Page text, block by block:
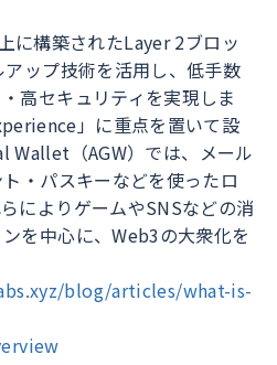
構築されたLayer 2ブロッ
ップ技術を活用し、低手数
高セキュリティを実現しま
」に重点を置いて設
（AGW）では、メール
・パスキーなどを使ったロ
によりゲームやSNSなどの消
を中心に、Web3の大衆化を
blog/articles/what-is-